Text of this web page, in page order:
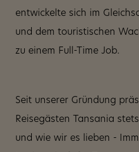
entwickelte sich im
und dem touristischen
zu einem Full-Time Job.
Seit unserer Gründung
Reisegästen Tansania
und wie wir es lieben -